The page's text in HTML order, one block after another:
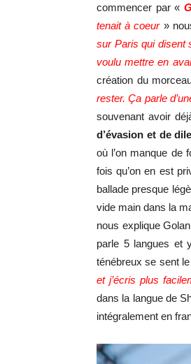
commencer par «
tenait à coeur »
sur Paris qui disent
voulu mettre en
création du
rester. Ça parle
souvenant avoir
d’évasion et de
où l’on manque de
fois qu’on en est
ballade presque
vide main dans la
nous explique
parle 5 langues et
ténébreux se sent
et j’écris plus
dans la langue de
intégralement en